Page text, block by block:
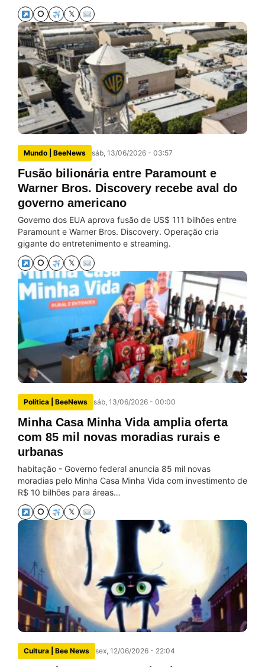
⭘ 𝕏
Mundo | BeeNews sáb, 13/06/2026 - 03:57
Fusão bilionária entre Paramount e
Warner Bros. Discovery recebe aval do
governo americano
Governo dos EUA aprova fusão de US$ 111 bilhões entre
Paramount e Warner Bros. Discovery. Operação cria
gigante do entretenimento e streaming.
⭘ 𝕏
Política | BeeNews sáb, 13/06/2026 - 00:00
Minha Casa Minha Vida amplia oferta
com 85 mil novas moradias rurais e
urbanas
habitação - Governo federal anuncia 85 mil novas
moradias pelo Minha Casa Minha Vida com investimento de
R$ 10 bilhões para áreas…
⭘ 𝕏
Cultura | Bee News sex, 12/06/2026 - 22:04